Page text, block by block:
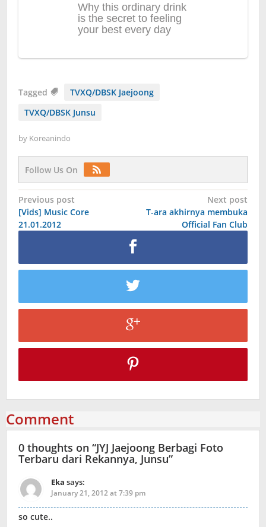
Tagged
TVXQ/DBSK Jaejoong
TVXQ/DBSK Junsu
by Koreanindo
Follow Us On
Post
navigation
Previous post
[Vids] Music Core
21.01.2012
Next post
T-ara akhirnya membuka
Official Fan Club
Comment
0 thoughts on “JYJ Jaejoong Berbagi Foto
Terbaru dari Rekannya, Junsu”
Eka says:
January 21, 2012 at 7:39 pm
so cute..